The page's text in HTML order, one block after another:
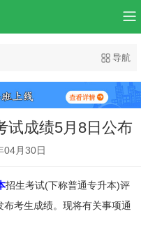
导航
试成绩5月8日公布
月30日
招生考试(下称普通专升本)评
考生成绩。现将有关事项通